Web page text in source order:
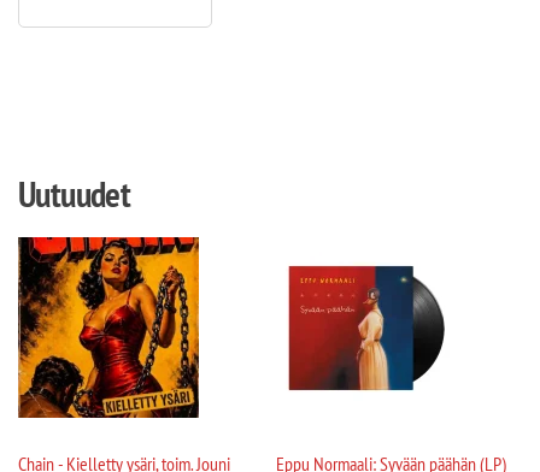
Uutuudet
Chain - Kielletty ysäri, toim. Jouni
Eppu Normaali: Syvään päähän (LP)